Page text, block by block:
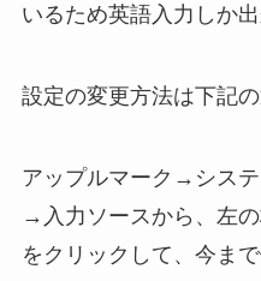
いるため英語入力しか
設定の変更方法は下記の
アップルマーク→シス
→入力ソースから、左
をクリックして、今ま